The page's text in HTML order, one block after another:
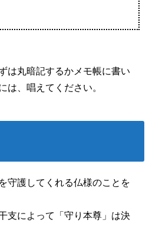
は丸暗記するかメモ帳に書い
は、唱えてください。
守護してくれる仏様のことを
支によって「守り本尊」は決